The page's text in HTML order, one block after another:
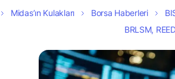
Midas’ın Kulakları Borsa Haberleri
BRLSM,